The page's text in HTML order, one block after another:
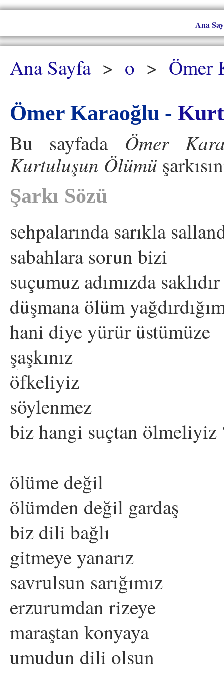
Ana
Ana Sayfa > o > Ömer
Ömer Karaoğlu -
Bu sayfada Ömer
Kurtuluşun Ölümü
Şarkı Sözü
sehpalarında sarıkla
sabahlara sorun bizi
suçumuz adımızda saklıdır
düşmana ölüm
hani diye yürür üstümüze
şaşkınız
öfkeliyiz
söylenmez
biz hangi suçtan ölmeliyiz
ölüme değil
ölümden değil gardaş
biz dili bağlı
gitmeye yanarız
savrulsun sarığımız
erzurumdan rizeye
maraştan konyaya
umudun dili olsun